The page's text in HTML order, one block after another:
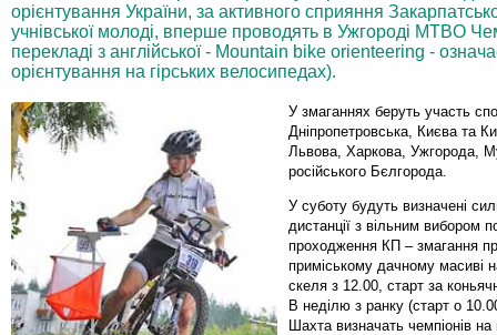
орієнтування України, за активного сприяння
учнівської молоді, вперше проводять в Ужгороді MTBO
перекладі з англійської - Mountain bike orienteering -
орієнтування на гірських велосипедах).
У змаганнях беруть участь
Дніпропетровська, Києва та
Львова, Харкова, Ужгорода,
російського Бєлгорода.
У суботу будуть визначені
дистанції з вільним вибором
проходження КП – змагання
приміському дачному масиві
скеля з 12.00, старт за
В неділю з ранку (старт о
Шахта визначать чемпіонів на